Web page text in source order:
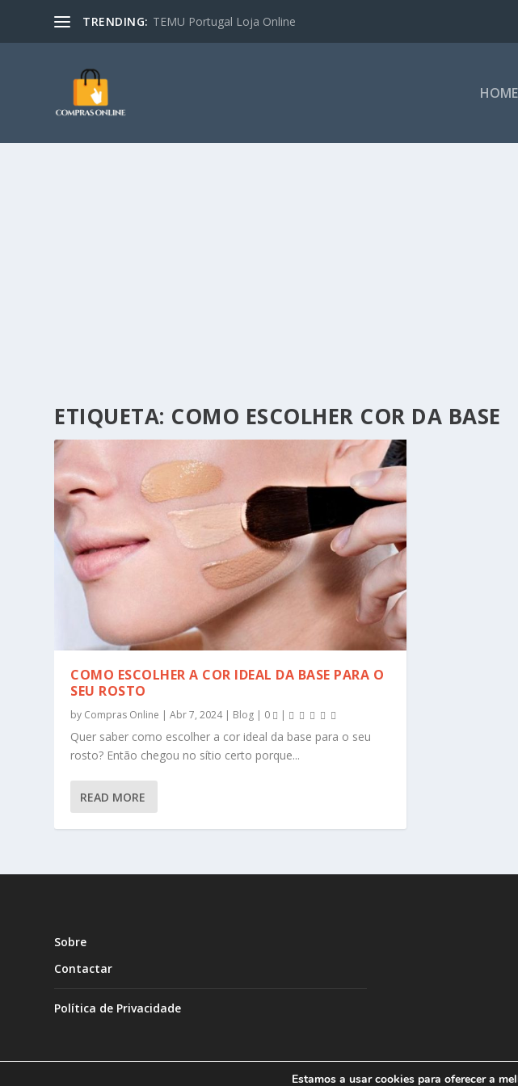
TRENDING: TEMU Portugal Loja Online
HOME
ETIQUETA: COMO ESCOLHER COR DA BASE
COMO ESCOLHER A COR IDEAL DA BASE PARA O
SEU ROSTO
by Compras Online |Abr 7, 2024| Blog | 0 |
Quer saber como escolher a cor ideal da base para o seu
rosto? Então chegou no sítio certo porque...
READ MORE
Sobre
Contactar
Política de Privacidade
Estamos a usar cookies para oferecer a